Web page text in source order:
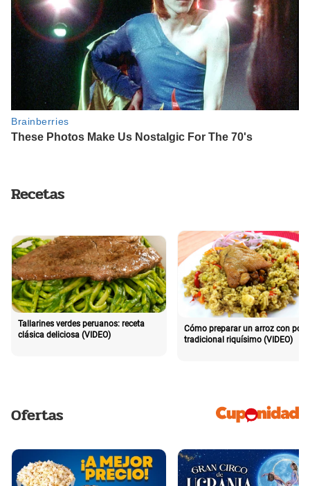
Recetas
Tallarines verdes peruanos: receta
clásica deliciosa (VIDEO)
Cómo preparar un arroz con pollo
tradicional riquísimo (VIDEO)
Ofertas